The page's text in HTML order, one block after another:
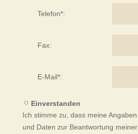
Telefon*:
Fax:
E-Mail*:
Einverstanden
Ich stimme zu, dass meine Angaben
und Daten zur Beantwortung meiner